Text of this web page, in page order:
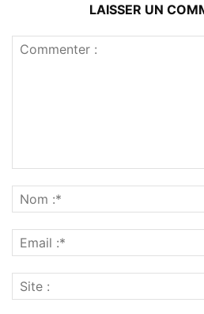
LAISSER UN